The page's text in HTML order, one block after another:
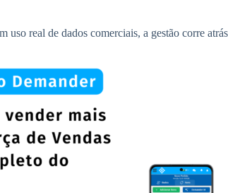
uso real de dados comerciais, a gestão corre